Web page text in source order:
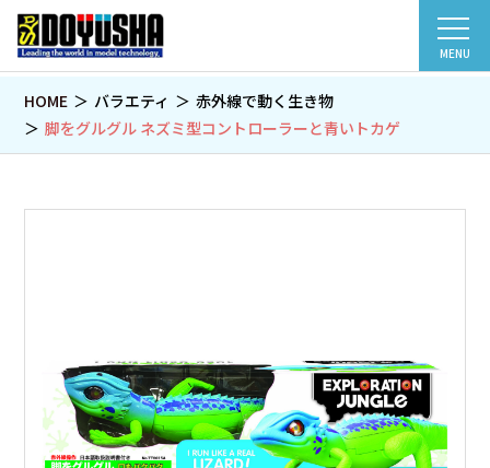
MENU
HOME バラエティ
赤外線で動く生き物
脚をグルグル ネズミ型コントローラーと青いトカゲ